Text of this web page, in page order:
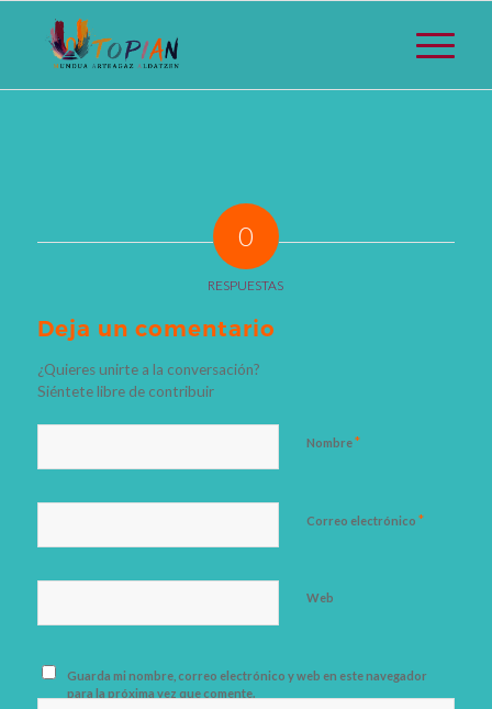
0
RESPUESTAS
Deja un comentario
¿Quieres unirte a la conversación?
Siéntete libre de contribuir
Nombre*
Correo electrónico *
Web
Guarda mi nombre, correo electrónico y web en este navegador
para la próxima vez que comente.